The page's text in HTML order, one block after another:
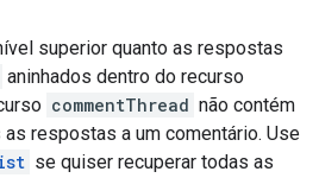
superior quanto as respostas
aninhados dentro do recurso
commentThread não contém
respostas a um comentário. Use
se quiser recuperar todas as